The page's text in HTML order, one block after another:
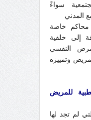
سواءً
المدني
محاكم خاصة
إلى خلفية
النفسي
وتمييزه
للمريض
لم تجد لها